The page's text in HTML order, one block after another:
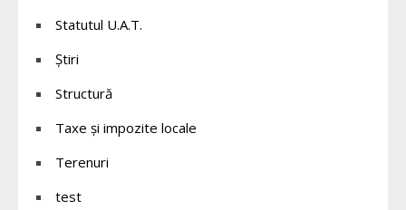
Statutul U.A.T.
Știri
Structură
Taxe și impozite locale
Terenuri
test